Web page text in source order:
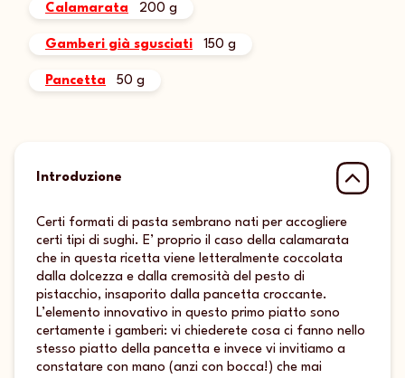
Introduzione
Certi formati di pasta sembrano nati per accogliere
certi tipi di sughi. E’ proprio il caso della calamarata
che in questa ricetta viene letteralmente coccolata
dalla dolcezza e dalla cremosità del pesto di
pistacchio, insaporito dalla pancetta croccante.
L’elemento innovativo in questo primo piatto sono
certamente i gamberi: vi chiederete cosa ci fanno nello
stesso piatto della pancetta e invece vi invitiamo a
constatare con mano (anzi con bocca!) che mai
Calamarata 200 g
Gamberi già sgusciati 150 g
Pancetta 50 g